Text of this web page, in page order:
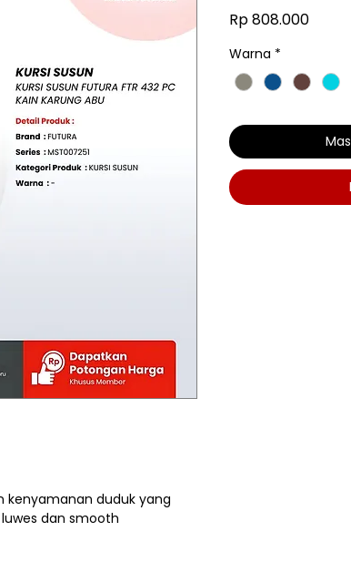
kenyamanan duduk yang
dan smooth
Rp 808.000Harga
Warna *